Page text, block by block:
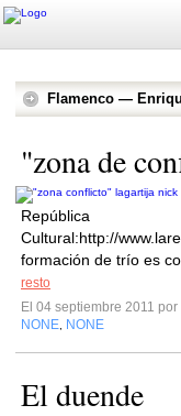
Flamenco —
"zona de
República
Cultural:http://
formación de trío es
resto
El 04 septiembre 2011 por
NONE NONE
El duende